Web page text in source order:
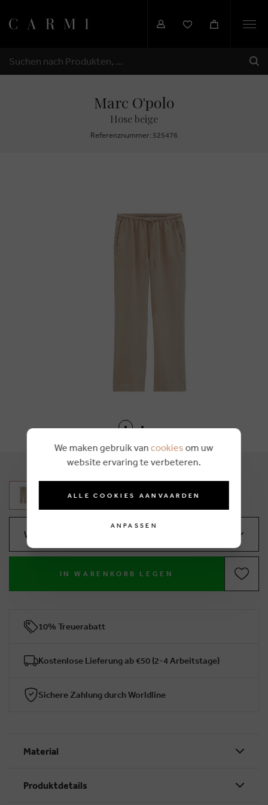
SUCHEN
Marc O'polo
Hose beige
Referenznummer: 525476
Wählen Sie Ihre Größe
IN WARENKORB LEGEN
10% Treuerabatt
Kostenlose Lieferung ab €50 (2-4 Arbeitstage)
Sichere Zahlung durch Worldline
Material
Produktdetails
We maken gebruik van cookies om uw
website ervaring te verbeteren.
ALLE COOKIES AANVAARDEN
ANPASSEN